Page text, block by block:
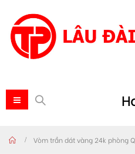
Vòm trần dát vàng 24k phòng